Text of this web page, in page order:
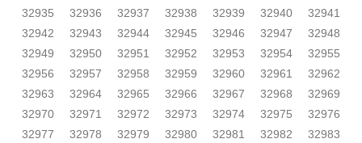
32935
32936 32937 32938 32939 32940
32941
32942
32943 32944 32945 32946 32947
32948
32949
32950 32951 32952 32953 32954
32955
32956
32957 32958 32959 32960 32961
32962
32963
32964 32965 32966 32967 32968
32969
32970
32971 32972 32973 32974 32975
32976
32977
32978 32979 32980 32981 32982 32983